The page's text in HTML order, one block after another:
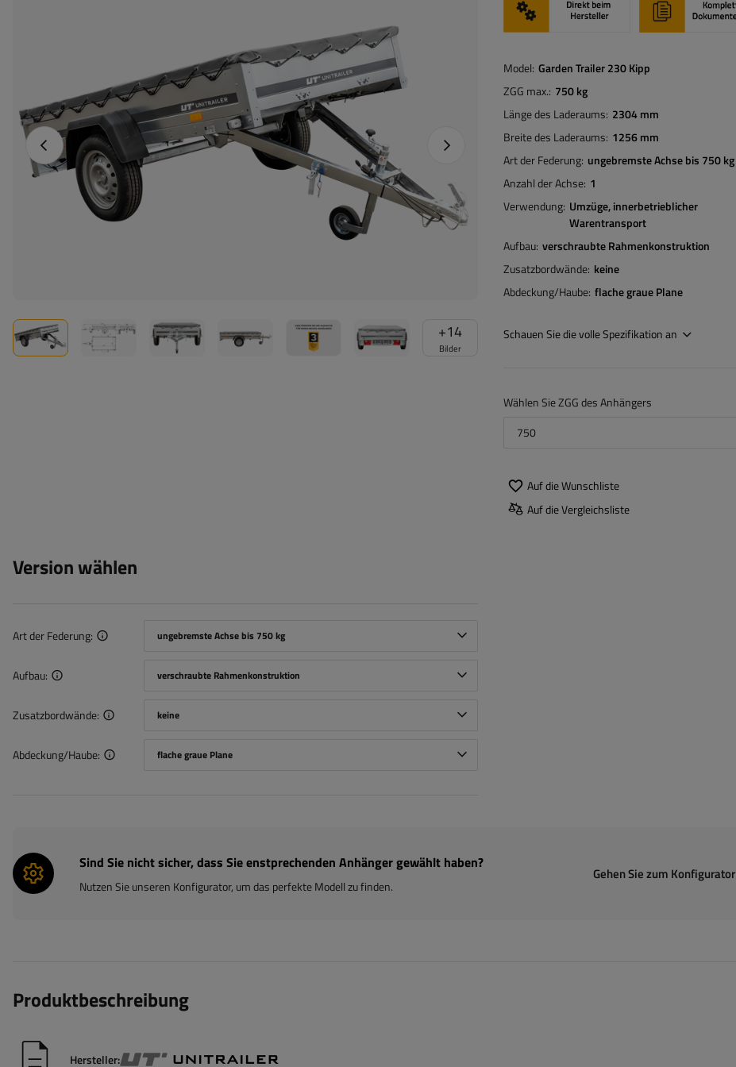
+14
Bilder
Vorheriges Foto Nächstes Foto
Version wählen
Art der Federung ungebremste Achse bis 750 kg
Aufbau verschraubte Rahmenkonstruktion
Zusatzbordwände keine
Abdeckung/Haube flache graue Plane
Model Garden Trailer 230 Kipp
ZGG max. 750 kg
Länge des Laderaums 2304 mm
Breite des Laderaums 1256 mm
Art der Federung ungebremste Achse bis 750 kg
Anzahl der Achse 1
Verwendung Umzüge innerbetrieblicher
Warentransport
Aufbau verschraubte Rahmenkonstruktion
Zusatzbordwände keine
Abdeckung/Haube flache graue Plane
Schauen Sie die volle Spezifikation an
Wählen Sie ZGG des Anhängers
750
Auf die Wunschliste
Auf die Vergleichsliste
Sind Sie nicht sicher, dass Sie enstprechenden Anhänger gewählt haben?
Nutzen Sie unseren Konfigurator, um das perfekte Modell zu finden.
Gehen Sie zum Konfigurator
Produktbeschreibung
Hersteller: